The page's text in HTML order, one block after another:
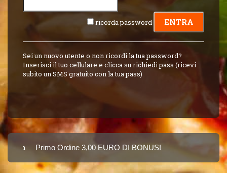
ricorda password
Sei un nuovo utente o non ricordi la tua password?
Inserisci il tuo cellulare e clicca su richiedi pass (ricevi
subito un SMS gratuito con la tua pass)
Primo Ordine 3,00 EURO DI BONUS!
8 PUNTI 3,00